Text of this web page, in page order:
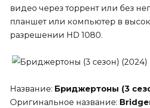
видео через торрент или без
планшет или компьютер в
разрешении HD 1080.
Название: Бриджертоны (3
Оригинальное название: